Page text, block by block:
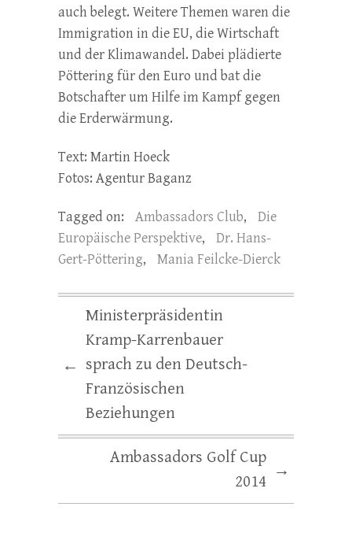
auch belegt. Weitere Themen waren die
Immigration in die EU, die Wirtschaft
und der Klimawandel. Dabei plädierte
Pöttering für den Euro und bat die
Botschafter um Hilfe im Kampf gegen
die Erderwärmung.
Text: Martin Hoeck
Fotos: Agentur Baganz
Tagged on: Ambassadors Club,
Die
Europäische Perspektive,
Dr. Hans-
Gert-Pöttering, Mania Feilcke-Dierck
←
Ministerpräsidentin
Kramp-Karrenbauer
sprach zu den Deutsch-
Französischen
Beziehungen
Ambassadors Golf Cup
2014
→